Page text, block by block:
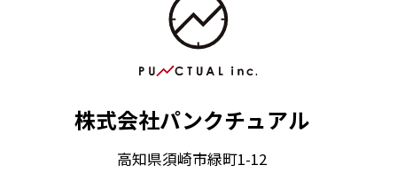
株式会社パンクチュアル
高知県須崎市緑町1-12